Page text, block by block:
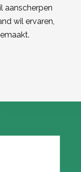
aanscherpen
wil ervaren,